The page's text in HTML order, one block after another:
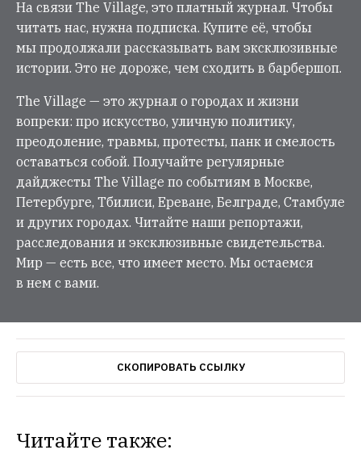
На связи The Village, это платный журнал. Чтобы
читать нас, нужна подписка. Купите её, чтобы
мы продолжали рассказывать вам эксклюзивные
истории. Это не дороже, чем сходить в барбершоп.
The Village — это журнал о городах и жизни
вопреки: про искусство, уличную политику,
преодоление, травмы, протесты, панк и смелость
оставаться собой. Получайте регулярные
дайджесты The Village по событиям в Москве,
Петербурге, Тбилиси, Ереване, Белграде, Стамбуле
и других городах. Читайте наши репортажи,
расследования и эксклюзивные свидетельства.
Мир — есть все, что имеет место. Мы остаемся
в нем с вами.
СКОПИРОВАТЬ ССЫЛКУ
Читайте также: